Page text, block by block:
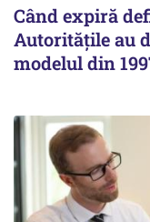
Când expiră
Autoritățile au
modelul din